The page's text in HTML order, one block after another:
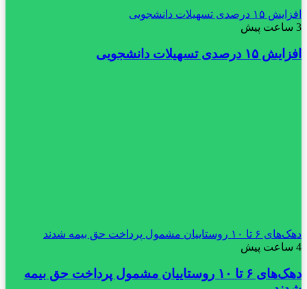
افزایش ۱۵ درصدی تسهیلات دانشجویی
3 ساعت پیش
افزایش ۱۵ درصدی تسهیلات دانشجویی
دهک‌های ۶ تا ۱۰ روستاییان مشمول پرداخت حق بیمه شدند
4 ساعت پیش
دهک‌های ۶ تا ۱۰ روستاییان مشمول پرداخت حق بیمه